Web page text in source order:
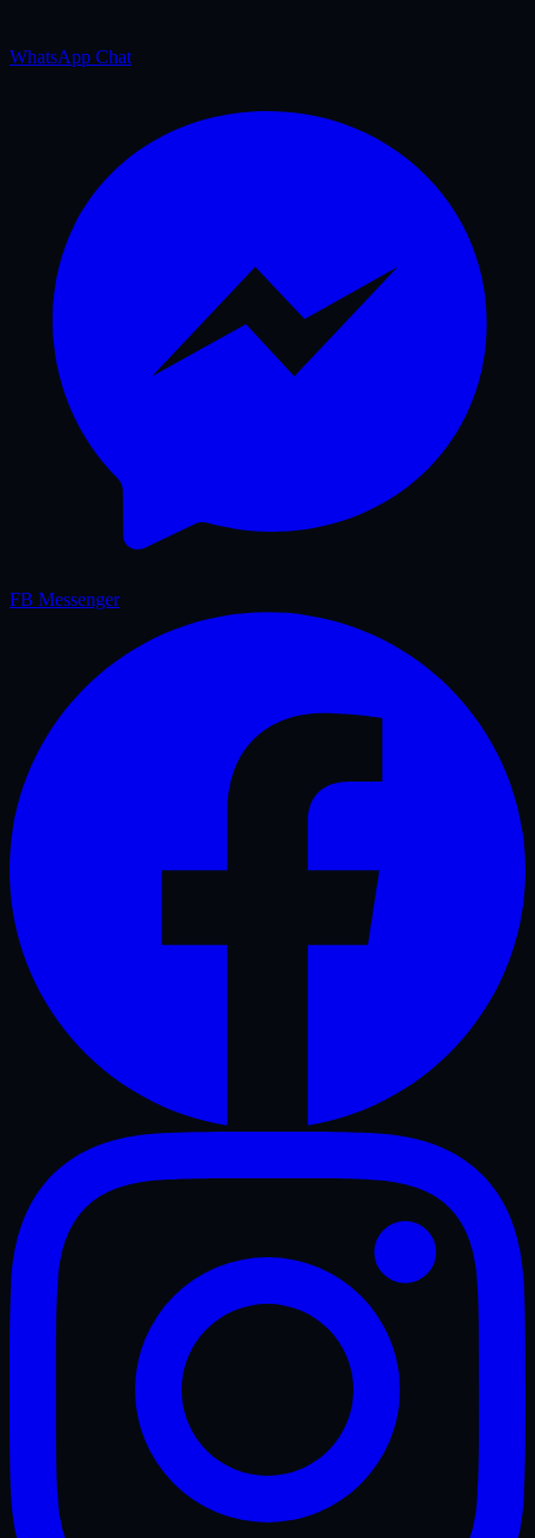
WhatsApp Chat
FB Messenger